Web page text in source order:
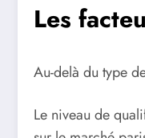
Les
Au-delà du type
Le niveau de